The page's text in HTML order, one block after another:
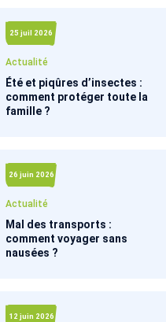
25 juil 2026
Actualité
Été et piqûres d’insectes :
comment protéger toute la
famille ?
26 juin 2026
Actualité
Mal des transports :
comment voyager sans
nausées ?
12 juin 2026